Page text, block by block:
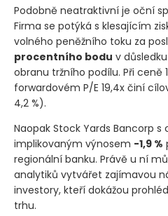
Podobně neatraktivní je oční
Firma se potýká s klesajícím
volného peněžního toku za
procentního bodu v
obranu tržního podílu. Při ceně
forwardovém P/E 19,4x činí
4,2 %).
Naopak Stock Yards Bancorp s
implikovaným výnosem -1,9 %
regionální banku. Právě u ní
analytiků vytvářet zajímavou
investory, kteří dokážou
trhu.